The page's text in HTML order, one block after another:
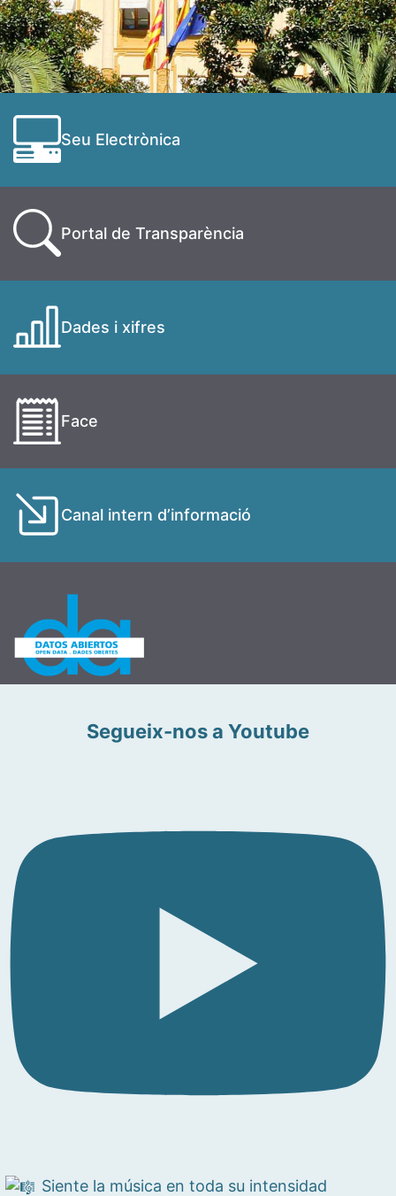
Seu Electrònica
Portal de Transparència
Dades i xifres
Face
Canal intern d’informació
Segueix-nos a Youtube
Siente la música en toda su intensidad